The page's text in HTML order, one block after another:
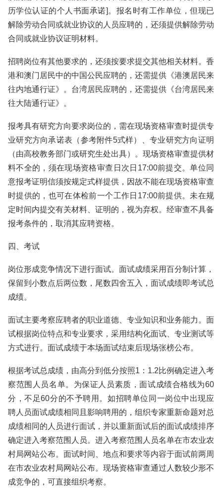
历学位认证的个人书面承诺]。报名时有工作单位，但现已
解除劳动合同或就业协议的人员应聘的，还须提供解除劳动
合同或就业协议证明材料。
招聘岗位有其他要求的，还须按要求提交其他相关材料。香
港和澳门居民中的中国公民应聘的，还需提供《港澳居民来
往内地通行证》。台湾居民应聘的，还需提供《台湾居民来
往大陆通行证》。
报考具有研究方向要求岗位的，需在现场资格审查时提供专
业研究方向承诺表（参考附件5式样）、专业研究方向证明
（由高校教务部门或研究生处出具）。现场资格审查提供材
料不全的，须在现场资格审查日次日17:00前提交。单位同
意报考证明信须按规定式样提供，因故不能在现场资格审查
时提供的，也可在体检前一个工作日17:00前提供。未在规
定时间内提交有关材料、证明的，视为弃权。经审查不具备
报考条件的，取消其应聘资格。
四、考试
岗位形成竞争情况下进行面试。面试成绩采用百分制计算，
保留到小数点后两位数，尾数四舍五入，面试成绩即考试总
成绩。
面试主要考察应聘者的职业道德、专业知识和业务能力。面
试根据岗位特点和专业要求，采用结构化面试、专业测试等
方式进行。面试成绩于本场面试结束后现场张榜公布。
根据考试总成绩，由高分到低分按照1：1.2比例确定进入考
察范围人员名单。为保证人员素质，面试成绩合格线为60
分，不足60分的不予聘用。如招聘单位同一岗位中出现应
聘人员面试成绩相同且影响聘用的，组织专家重新命题对总
成绩相同的人员进行面试，并以重新面试后的面试成绩排序
确定进入考察范围人员。进入考察范围人员名单在市农业农
村局网站公布。面试时间、地点和要求等内容于面试前两周
在市农业农村局网站公布。现场资格审查通过人数较少形不
成竞争的，可直接组织考察。